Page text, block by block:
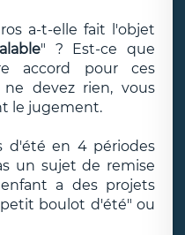
a-t-elle fait l'objet
" ? Est-ce que
accord pour ces
devez rien, vous
le jugement.
d'été en 4 périodes
un sujet de remise
a des projets
boulot d'été" ou